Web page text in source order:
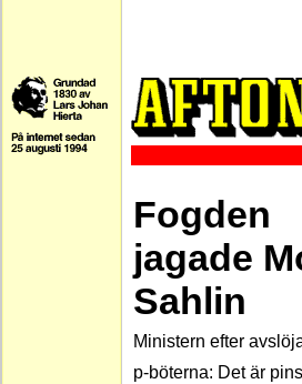
Fogden
jagade
Sahlin
Ministern efter
p-böterna: Det är